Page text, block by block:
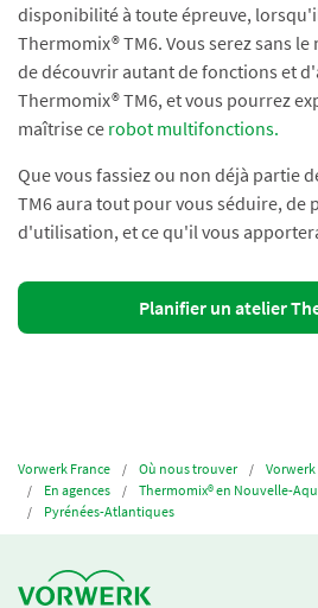
disponibilité à toute épreuve,
Thermomix® TM6. Vous serez sans
de découvrir autant de fonctions et
Thermomix® TM6, et vous pourrez
maîtrise ce robot multifonctions.
Que vous fassiez ou non déjà partie
TM6 aura tout pour vous séduire, de
d'utilisation, et ce qu'il vous
Planifier un atelier
Vorwerk France Où nous trouver
Vorwerk
En agences
Thermomix®️ en Nouvelle-
Pyrénées-Atlantiques